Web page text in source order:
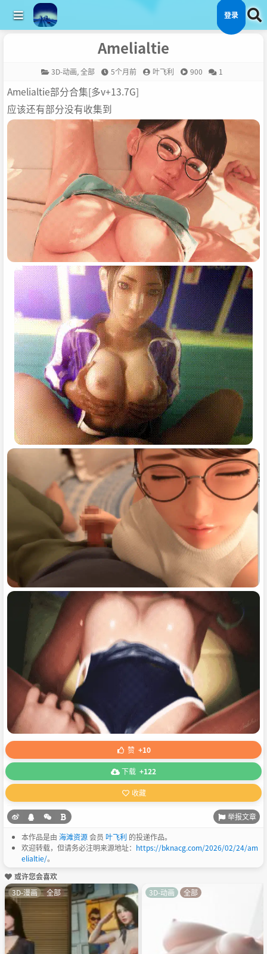
登录
Amelialtie
3D-动画,全部 5个月前 叶飞利 900 1
Amelialtie部分合集[多v+13.7G]
应该还有部分没有收集到
赞 +10
下载 +122
收藏
举报文章
本作品是由 海滩资源会员 叶飞利 的投递作品。
欢迎转载，但请务必注明来源地址： https://bknacg.com/2026/02/24/am
elialtie/。
或许您会喜欢
3D-漫画 全部 3D-动画 全部